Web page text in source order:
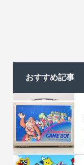
おすすめ記事